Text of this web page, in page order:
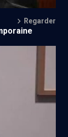
Regarder